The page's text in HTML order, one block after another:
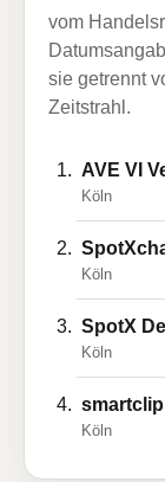
vom
sie getrennt
Zeitstrahl.
AVE VI
Köln
Köln
SpotX
Köln
Köln